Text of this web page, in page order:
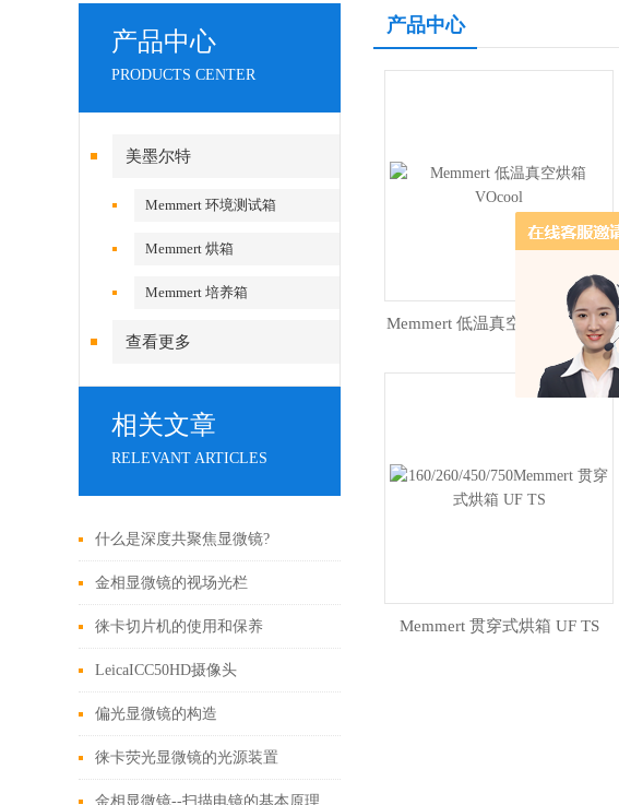
产品中心
PRODUCTS CENTER
美墨尔特
Memmert 环境测试箱
Memmert 烘箱
Memmert 培养箱
查看更多
相关文章
RELEVANT ARTICLES
什么是深度共聚焦显微镜?
金相显微镜的视场光栏
徕卡切片机的使用和保养
LeicaICC50HD摄像头
偏光显微镜的构造
徕卡荧光显微镜的光源装置
金相显微镜--扫描电镜的基本原理
产品中心
Memmert 低温真空烘箱 VOcool
Memmert 贯穿式烘箱 UF TS